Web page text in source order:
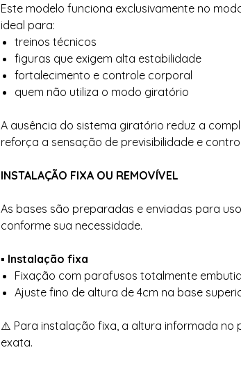
Este modelo funciona exclusivamente no
ideal para:
treinos técnicos
figuras que exigem alta estabilidade
fortalecimento e controle corporal
quem não utiliza o modo giratório
A ausência do sistema giratório reduz a
reforça a sensação de previsibilidade e
INSTALAÇÃO FIXA OU REMOVÍVEL
As bases são preparadas e enviadas para
conforme sua necessidade.
▪️ Instalação fixa
Fixação com parafusos totalmente
Ajuste fino de altura de 4cm na base
⚠️ Para instalação fixa, a altura informada no
exata.